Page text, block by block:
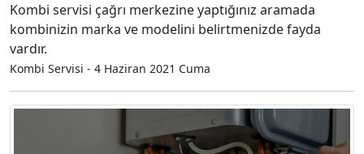
Kombi servisi çağrı merkezine yaptığınız aramada
kombinizin marka ve modelini belirtmenizde fayda
vardır.
Kombi Servisi - 4 Haziran 2021 Cuma